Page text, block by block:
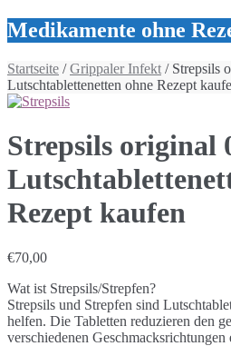
Medikamente ohne
Startseite /Grippaler Infekt / Strepsils
Lutschtablettenetten ohne Rezept
Strepsils original
Rezept kaufen
€70,00
Wat ist Strepsils/Strepfen?
Strepsils und Strepfen sind
helfen. Die Tabletten reduzieren den
verschiedenen Geschmacksrichtungen